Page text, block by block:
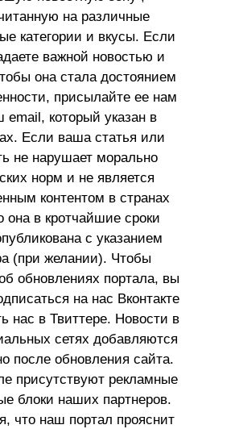
на различные
категории и вкусы. Если
важной новостью и
она стала достоянием
присылайте ее нам
email, который указан в
Если ваша статья или
не нарушает морально
норм и не является
контентом в странах
она в кротчайшие сроки
с указанием
(при желании). Чтобы
обновлениях портала, вы
на нас Вконтакте
нас в Твиттере. Новости в
сетях добавляются
после обновления сайта.
присутствуют рекламные
блоки наших партнеров.
что наш портал прояснит